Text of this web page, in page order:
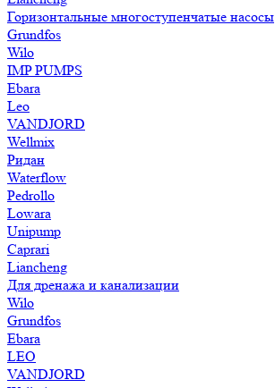
Горизонтальные многоступенчатые насосы
Grundfos
Wilo
IMP PUMPS
Ebara
Leo
VANDJORD
Wellmix
Ридан
Waterflow
Pedrollo
Lowara
Unipump
Caprari
Liancheng
Для дренажа и канализации
Wilo
Grundfos
Ebara
LEO
VANDJORD